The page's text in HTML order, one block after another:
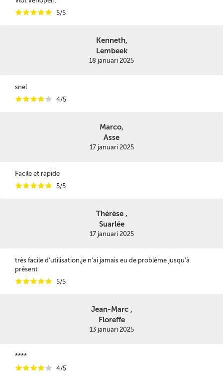
iiiii 5/5
Kenneth,
Lembeek
18 januari 2025
snel
iiiii 4/5
Marco,
Asse
17 januari 2025
Facile et rapide
iiiii 5/5
Thérèse ,
Suarlée
17 januari 2025
très facile d'utilisation,je n'ai jamais eu de problème jusqu’à
présent
iiiii 5/5
Jean-Marc ,
Floreffe
13 januari 2025
****
iiiii 4/5